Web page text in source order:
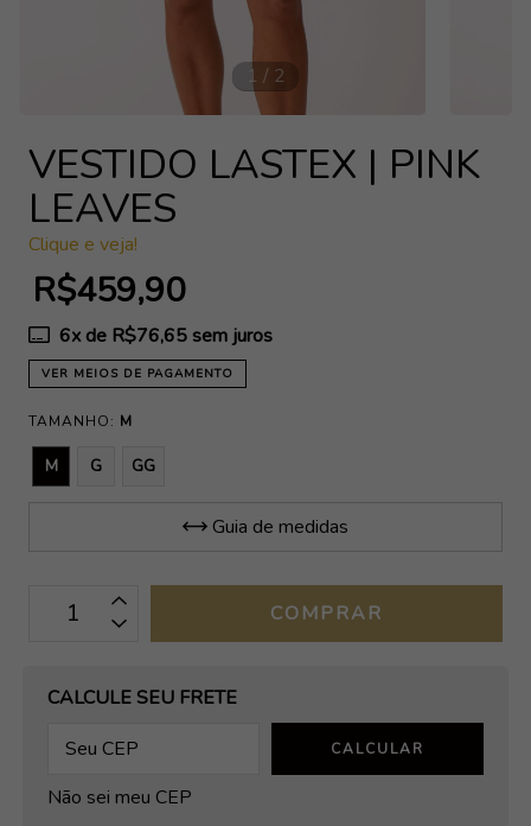
1 / 2
VESTIDO LASTEX | PINK
LEAVES
Clique e veja!
R$459,90
6x de R$76,65 sem juros
VER MEIOS DE PAGAMENTO
TAMANHO: M
M G GG
Guia de medidas
OPÇÕES DE FRETE
CALCULE SEU FRETE
CALCULAR
Não sei meu CEP